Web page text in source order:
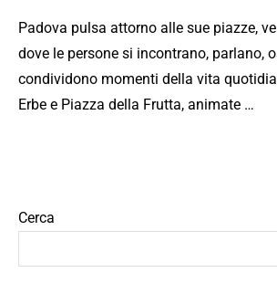
Padova pulsa attorno alle sue piazze,
dove le persone si incontrano, parlano,
condividono momenti della vita
Erbe e Piazza della Frutta, animate …
Cerca